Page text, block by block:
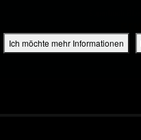
Ich möchte mehr Informationen